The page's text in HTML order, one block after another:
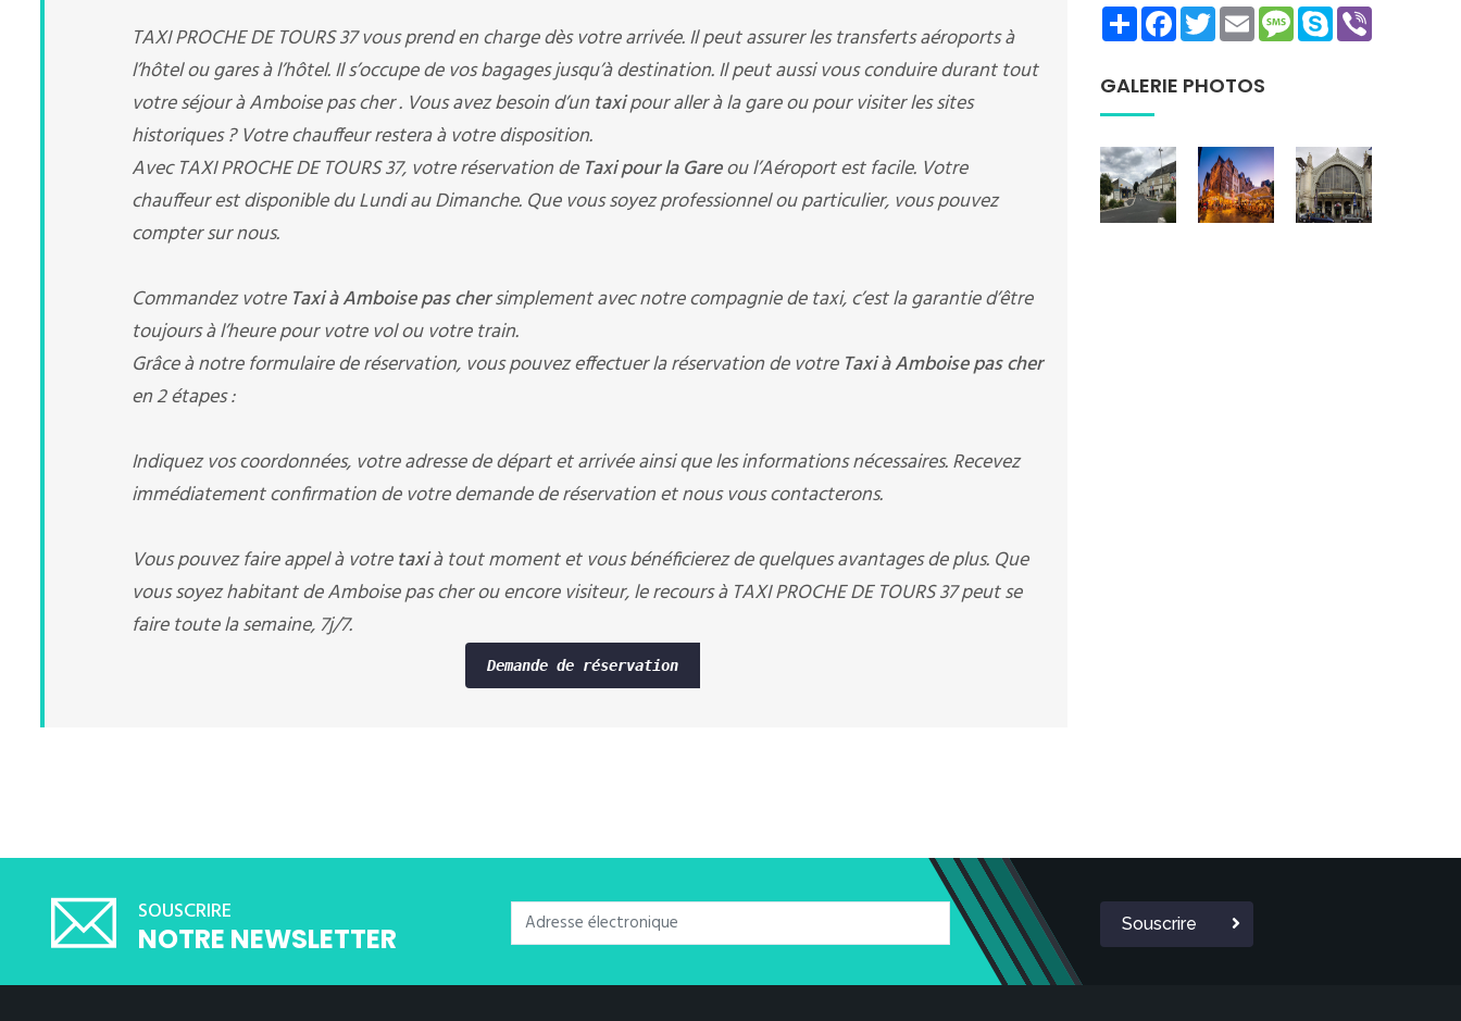
TAXI PROCHE DE TOURS 37 vous prend en charge dès votre arrivée. Il peut assurer les transferts aéroports à
l’hôtel ou gares à l’hôtel. Il s’occupe de vos bagages jusqu’à destination. Il peut aussi vous conduire durant tout
votre séjour à Amboise pas cher . Vous avez besoin d’un taxipour aller à la gare ou pour visiter les sites
historiques ? Votre chauffeur restera à votre disposition.
Avec TAXI PROCHE DE TOURS 37, votre réservation de Taxi pour la Gareou l’Aéroport est facile. Votre
chauffeur est disponible du Lundi au Dimanche. Que vous soyez professionnel ou particulier, vous pouvez
compter sur nous.
Commandez votre Taxi à Amboise pas chersimplement avec notre compagnie de taxi, c’est la garantie d’être
toujours à l’heure pour votre vol ou votre train.
Grâce à notre formulaire de réservation, vous pouvez effectuer la réservation de votre Taxi à Amboise pas cher
en 2 étapes :
Indiquez vos coordonnées, votre adresse de départ et arrivée ainsi que les informations nécessaires. Recevez
immédiatement confirmation de votre demande de réservation et nous vous contacterons.
Vous pouvez faire appel à votretaxià tout moment et vous bénéficierez de quelques avantages de plus. Que
vous soyez habitant de Amboise pas cher ou encore visiteur, le recours à TAXI PROCHE DE TOURS 37 peut se
faire toute la semaine, 7j/7.
Demande de réservation
ShareFacebookTwitterEmailMessage
Skype
GALERIE PHOTOS
SOUSCRIRE
NOTRE NEWSLETTER Souscrire